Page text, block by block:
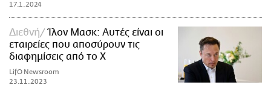
17.1.2024
Διεθνή
Ίλον Μασκ: Αυτές είναι οι
εταιρείες που αποσύρουν τις
διαφημίσεις από το X
LifO Newsroom
23.11.2023